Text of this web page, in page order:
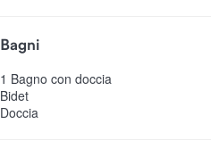
Bagni
1 Bagno con doccia
Bidet
Doccia